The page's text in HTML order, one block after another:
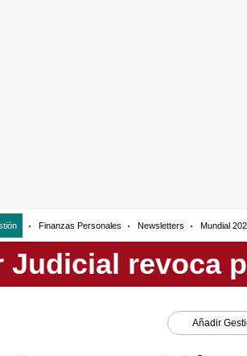
Finanzas Personales Newsletters Mundial
Añadir